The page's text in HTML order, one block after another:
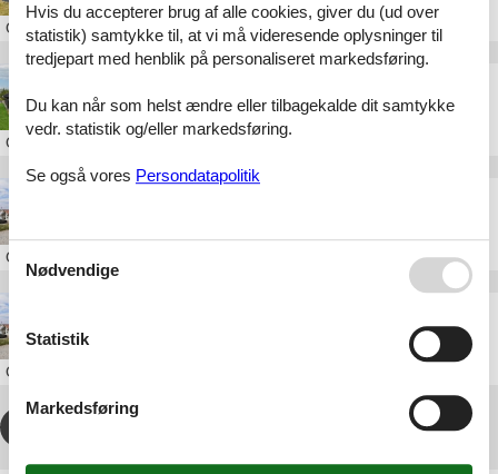
Om Skallerup Klit
Om
Om
Om
Hvis du accepterer brug af alle cookies, giver du (ud over
statistik) samtykke til, at vi må videresende oplysninger til
tredjepart med henblik på personaliseret markedsføring.
Du kan når som helst ændre eller tilbagekalde dit samtykke
vedr. statistik og/eller markedsføring.
Se også vores Persondatapolitik
Nødvendige
Statistik
Markedsføring